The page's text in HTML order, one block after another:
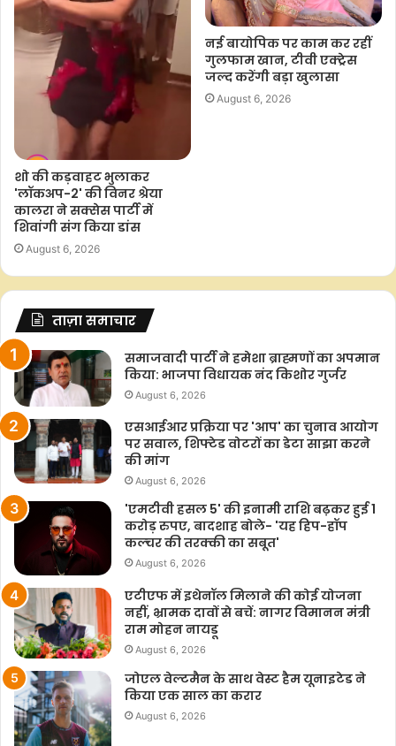
शो की कड़वाहट भुलाकर
'लॉकअप-2' की विनर श्रेया
कालरा ने सक्सेस पार्टी में
शिवांगी संग किया डांस
August 6, 2026
नई बायोपिक पर काम कर रहीं
गुलफाम खान, टीवी एक्ट्रेस
जल्द करेंगी बड़ा खुलासा
August 6, 2026
ताज़ा समाचार
समाजवादी पार्टी ने हमेशा ब्राह्मणों का अपमान
किया: भाजपा विधायक नंद किशोर गुर्जर
August 6, 2026
एसआईआर प्रक्रिया पर 'आप' का चुनाव आयोग
पर सवाल, शिफ्टेड वोटरों का डेटा साझा करने
की मांग
August 6, 2026
'एमटीवी हसल 5' की इनामी राशि बढ़कर हुई 1
करोड़ रुपए, बादशाह बोले- 'यह हिप-हॉप
कल्चर की तरक्की का सबूत'
August 6, 2026
एटीएफ में इथेनॉल मिलाने की कोई योजना
नहीं, भ्रामक दावों से बचें: नागर विमानन मंत्री
राम मोहन नायडू
August 6, 2026
जोएल वेल्टमैन के साथ वेस्ट हैम यूनाइटेड ने
किया एक साल का करार
August 6, 2026